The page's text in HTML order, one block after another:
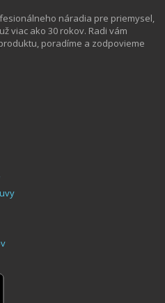
náradia pre priemysel,
viac ako 30 rokov. Radi vám
poradíme a zodpovieme